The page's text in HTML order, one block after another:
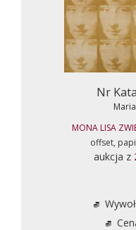
Nr
MONA LISA
offset,
aukcja z